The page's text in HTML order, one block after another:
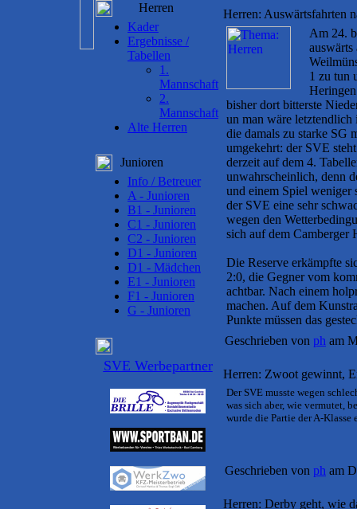
Herren
Kader
Ergebnisse /
Tabellen
1.
Mannschaft
2.
Mannschaft
Alte Herren
Junioren
Info / Betreuer
A - Junioren
B1 - Junioren
C1 - Junioren
C2 - Junioren
D1 - Junioren
D1 - Mädchen
E1 - Junioren
F1 - Junioren
G - Junioren
SVE Werbepartner
Herren: Auswärtsfahrten
Am 24.
1 zu tun
bisher dort bitterste
un man wäre letztendlich
die damals zu starke SG
umgekehrt: der SVE
derzeit auf dem 4.
unwahrscheinlich, denn
und einem Spiel weniger
der SVE eine sehr
wegen den
sich auf dem Camberger
Die Reserve erkämpfte
2:0, die Gegner vom
achtbar. Nach einem
machen. Auf dem
Punkte müssen das
Geschrieben von ph am
Herren: Zwoot gewinnt,
Der SVE musste wegen
was sich aber, wie vermutet,
wurde die Partie der A-
Geschrieben von ph am
Herren: Derby geht, wie